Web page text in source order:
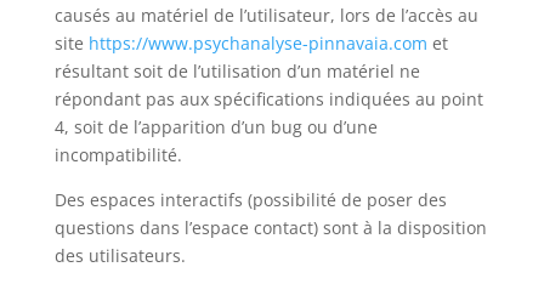
causés au matériel de l’utilisateur, lors de l’accès au
site https://www.psychanalyse-pinnavaia.com et
résultant soit de l’utilisation d’un matériel ne
répondant pas aux spécifications indiquées au point
4, soit de l’apparition d’un bug ou d’une
incompatibilité.
Des espaces interactifs (possibilité de poser des
questions dans l’espace contact) sont à la disposition
des utilisateurs.